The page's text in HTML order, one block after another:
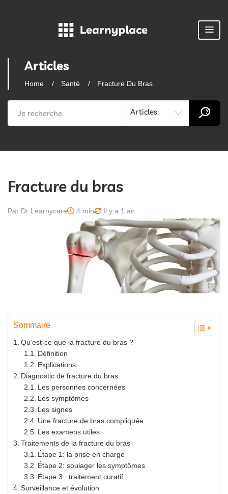
Articles
Home Santé Fracture Du Bras
Articles
Fracture du bras
Par Dr Learnycare 4 min Il y a 1 an
Sommaire
Qu’est-ce que la fracture du bras ?
Définition
Explications
Diagnostic de fracture du bras
Les personnes concernées
Les symptômes
Les signes
Une fracture de bras compliquée
Les examens utiles
Traitements de la fracture du bras
Étape 1: la prise en charge
Étape 2: soulager les symptômes
Étape 3 : traitement curatif
Surveillance et évolution